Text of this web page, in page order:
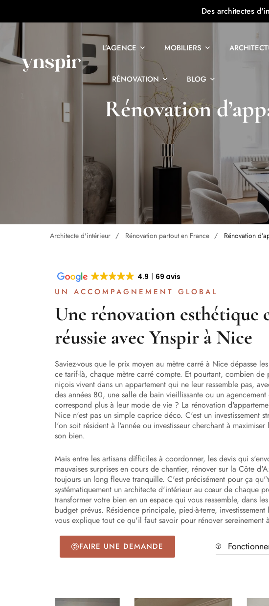
Des architectes
L’AGENCE MOBILIERS
RÉNOVATION BLOG
Rénovation
Architecte d'intérieur Rénovation partout en France Rénovation
4.9 69 avis
UN ACCOMPAGNEMENT GLOBAL
Une rénovation esthétique
réussie avec Ynspir à Nice
Saviez-vous que le prix moyen au mètre carré à Nice dépasse
ce tarif-là, chaque mètre carré compte. Et pourtant, combien de
niçois vivent dans un appartement qui ne leur ressemble pas,
des années 80, une salle de bain vieillissante ou un
correspond plus à leur mode de vie ? La rénovation
Nice n'est pas un simple caprice déco. C'est un investissement
l'on soit résident à l'année ou investisseur cherchant à
son bien.
Mais entre les artisans difficiles à coordonner, les devis qui
mauvaises surprises en cours de chantier, rénover sur la Côte
toujours un long fleuve tranquille. C'est précisément pour ça
systématiquement un architecte d'intérieur au cœur de chaque
transformer votre bien en un espace qui vous ressemble, dans
budget prévus. Résidence principale, pied-à-terre,
vous explique tout ce qu'il faut savoir pour rénover sereinement
FAIRE UNE DEMANDE